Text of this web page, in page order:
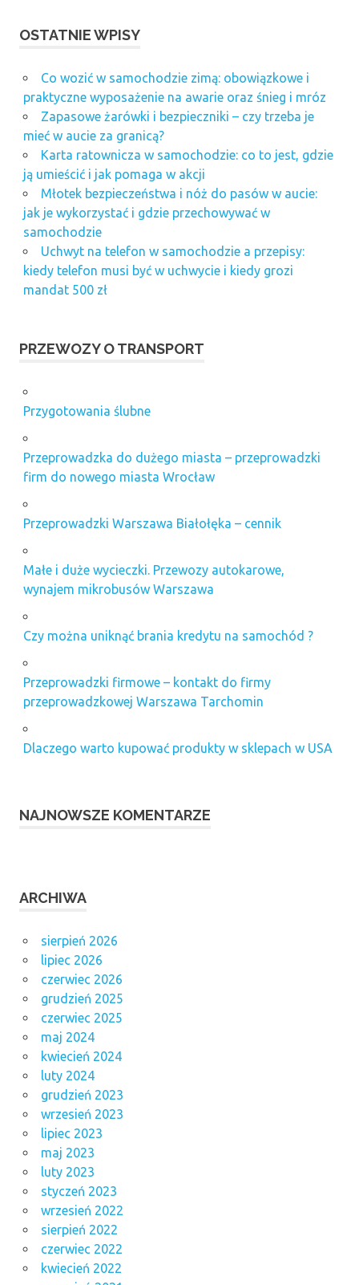
OSTATNIE WPISY
Co wozić w samochodzie zimą: obowiązkowe i
praktyczne wyposażenie na awarie oraz śnieg i mróz
Zapasowe żarówki i bezpieczniki – czy trzeba je
mieć w aucie za granicą?
Karta ratownicza w samochodzie: co to jest, gdzie
ją umieścić i jak pomaga w akcji
Młotek bezpieczeństwa i nóż do pasów w aucie:
jak je wykorzystać i gdzie przechowywać w
samochodzie
Uchwyt na telefon w samochodzie a przepisy:
kiedy telefon musi być w uchwycie i kiedy grozi
mandat 500 zł
PRZEWOZY O TRANSPORT
Przygotowania ślubne
Przeprowadzka do dużego miasta – przeprowadzki
firm do nowego miasta Wrocław
Przeprowadzki Warszawa Białołęka – cennik
Małe i duże wycieczki. Przewozy autokarowe,
wynajem mikrobusów Warszawa
Czy można uniknąć brania kredytu na samochód ?
Przeprowadzki firmowe – kontakt do firmy
przeprowadzkowej Warszawa Tarchomin
Dlaczego warto kupować produkty w sklepach w USA
NAJNOWSZE KOMENTARZE
ARCHIWA
sierpień 2026
lipiec 2026
czerwiec 2026
grudzień 2025
czerwiec 2025
maj 2024
kwiecień 2024
luty 2024
grudzień 2023
wrzesień 2023
lipiec 2023
maj 2023
luty 2023
styczeń 2023
wrzesień 2022
sierpień 2022
czerwiec 2022
kwiecień 2022